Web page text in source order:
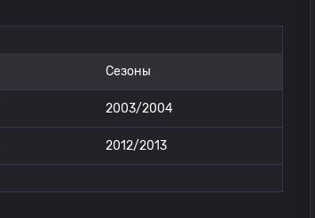
Сезоны
2003/2004
2012/2013